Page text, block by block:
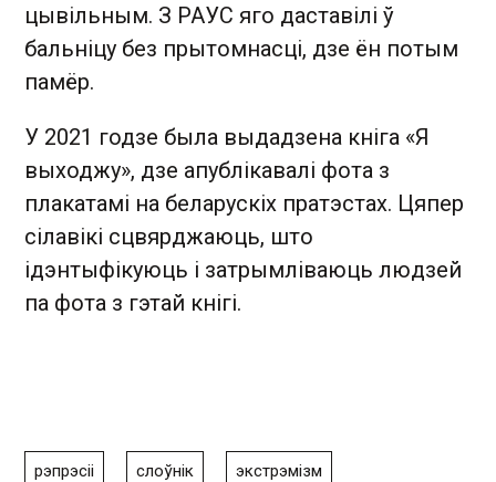
цывільным. З РАУС яго даставілі ў
бальніцу без прытомнасці, дзе ён потым
памёр.
У 2021 годзе была выдадзена кніга «Я
выходжу», дзе апублікавалі фота з
плакатамі на беларускіх пратэстах. Цяпер
сілавікі сцвярджаюць, што
ідэнтыфікуюць і затрымліваюць людзей
па фота з гэтай кнігі.
рэпрэсіі слоўнік экстрэмізм